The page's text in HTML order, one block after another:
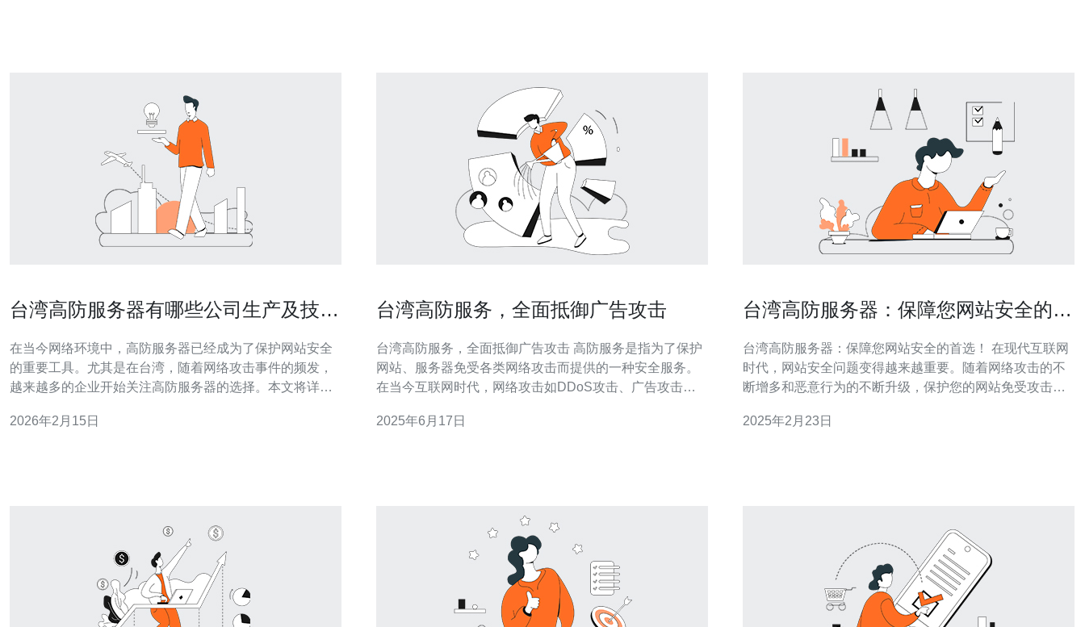
台湾高防服务器有哪些公司生产及技术
在当今网络环境中，高防服务器已经成为了保护网站安全
的重要工具。尤其是在台湾，随着网络攻击事件的频发，
越来越多的企业开始关注高防服务器的选择。本文将详细
技术实力，并为用户提供最佳、最便宜的选择。 台湾高防
2026年2月15日
台湾高防服务，全面抵御广告攻击
台湾高防服务，全面抵御广告攻击 高防服务是指为了保护
网站、服务器免受各类网络攻击而提供的一种安全服务。
在当今互联网时代，网络攻击如DDoS攻击、广告攻击等
服务的出现，为网站安全提供了有力的保障。 台湾高防服
2025年6月17日
台湾高防服务器：保障您网站安全的首
台湾高防服务器：保障您网站安全的首选！ 在现代互联网
时代，网站安全问题变得越来越重要。随着网络攻击的不
断增多和恶意行为的不断升级，保护您的网站免受攻击的
选方案。本文将介绍台湾高防服务器的优势和特点。 台湾
2025年2月23日